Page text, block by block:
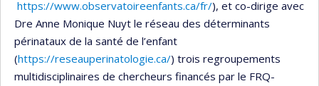
https://www.observatoireenfants.ca/fr/), et co-dirige avec
Dre Anne Monique Nuyt le réseau des déterminants
périnataux de la santé de l’enfant
(https://reseauperinatologie.ca/) trois regroupements
multidisciplinaires de chercheurs financés par le FRQ-